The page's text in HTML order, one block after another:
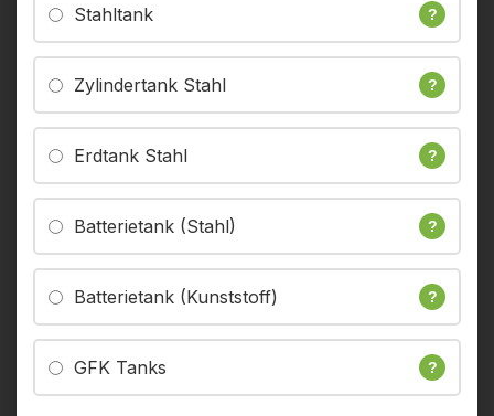
Stahltank ?
Zylindertank Stahl ?
Erdtank Stahl ?
Batterietank (Stahl) ?
Batterietank (Kunststoff) ?
GFK Tanks ?